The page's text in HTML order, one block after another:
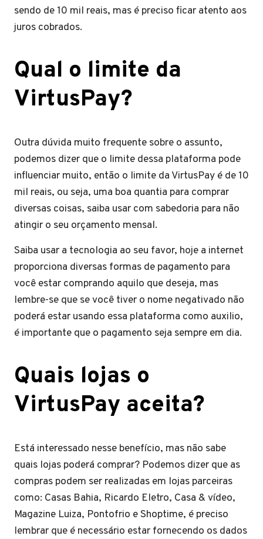
sendo de 10 mil reais, mas é preciso ficar atento aos
juros cobrados.
Qual o limite da
VirtusPay?
Outra dúvida muito frequente sobre o assunto,
podemos dizer que o limite dessa plataforma pode
influenciar muito, então o limite da VirtusPay é de 10
mil reais, ou seja, uma boa quantia para comprar
diversas coisas, saiba usar com sabedoria para não
atingir o seu orçamento mensal.
Saiba usar a tecnologia ao seu favor, hoje a internet
proporciona diversas formas de pagamento para
você estar comprando aquilo que deseja, mas
lembre-se que se você tiver o nome negativado não
poderá estar usando essa plataforma como auxilio,
é importante que o pagamento seja sempre em dia.
Quais lojas o
VirtusPay aceita?
Está interessado nesse benefício, mas não sabe
quais lojas poderá comprar? Podemos dizer que as
compras podem ser realizadas em lojas parceiras
como: Casas Bahia, Ricardo Eletro, Casa & vídeo,
Magazine Luiza, Pontofrio e Shoptime, é preciso
lembrar que é necessário estar fornecendo os dados